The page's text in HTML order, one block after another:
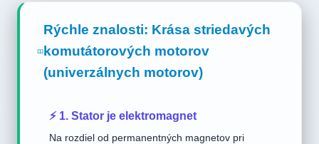
Rýchle znalosti: Krása striedavých
komutátorových motorov
(univerzálnych motorov)
⚡ 1. Stator je elektromagnet
Na rozdiel od permanentných magnetov pri